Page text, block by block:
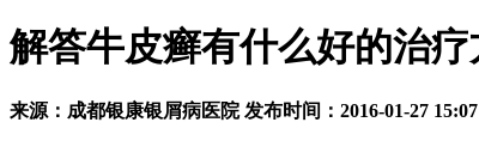
解答牛皮癣有什么好的治疗
来源：成都银康银屑病医院 发布时间：2016-01-27